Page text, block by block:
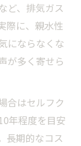
ど、排気ガス
際に、親水性
にならなくな
が多く寄せら
合はセルフク
年程度を目安
長期的なコス